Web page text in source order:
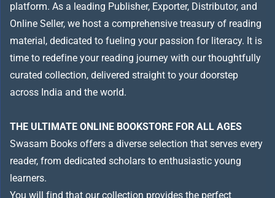
platform. As a leading Publisher, Exporter, Distributor, and
Online Seller, we host a comprehensive treasury of reading
material, dedicated to fueling your passion for literacy. It is
time to redefine your reading journey with our thoughtfully
curated collection, delivered straight to your doorstep
across India and the world.
THE ULTIMATE ONLINE BOOKSTORE FOR ALL AGES
Swasam Books offers a diverse selection that serves every
reader, from dedicated scholars to enthusiastic young
learners.
You will find that our collection provides the perfect